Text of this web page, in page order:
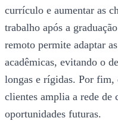
currículo e aumentar as
trabalho após a
remoto permite adaptar
acadêmicas, evitando o
longas e rígidas. Por fim,
clientes amplia a rede de
oportunidades futuras.